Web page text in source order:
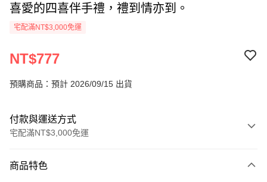
喜愛的四喜伴手禮，禮到情亦到。
宅配滿NT$3,000免運
NT$777
預購商品：預計 2026/09/15 出貨
付款與運送方式
宅配滿NT$3,000免運
信用卡一次付款
商品特色